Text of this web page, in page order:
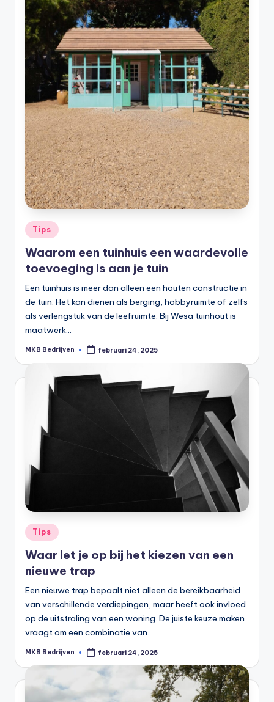
Tips
Waarom een tuinhuis een waardevolle
toevoeging is aan je tuin
Een tuinhuis is meer dan alleen een houten constructie in
de tuin. Het kan dienen als berging, hobbyruimte of zelfs
als verlengstuk van de leefruimte. Bij Wesa tuinhout is
maatwerk…
MKB Bedrijven februari 24, 2025
Tips
Waar let je op bij het kiezen van een
nieuwe trap
Een nieuwe trap bepaalt niet alleen de bereikbaarheid
van verschillende verdiepingen, maar heeft ook invloed
op de uitstraling van een woning. De juiste keuze maken
vraagt om een combinatie van…
MKB Bedrijven februari 24, 2025